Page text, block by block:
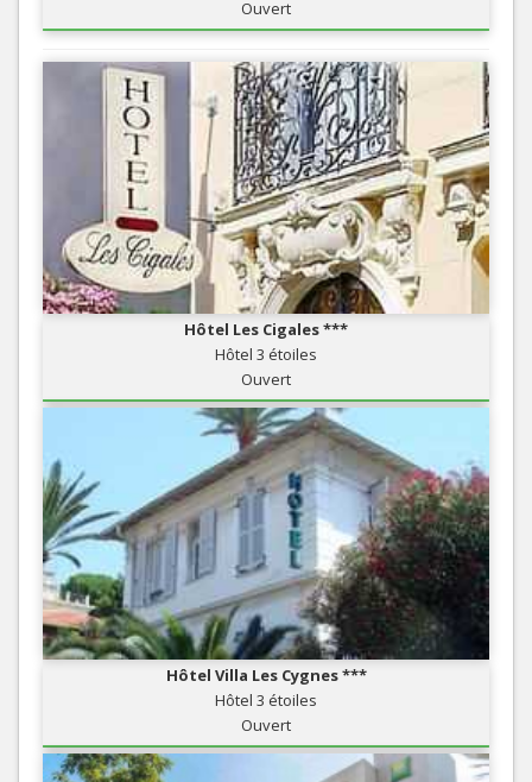
Ouvert
Hôtel Les Cigales ***
Hôtel 3 étoiles
Ouvert
Hôtel Villa Les Cygnes ***
Hôtel 3 étoiles
Ouvert